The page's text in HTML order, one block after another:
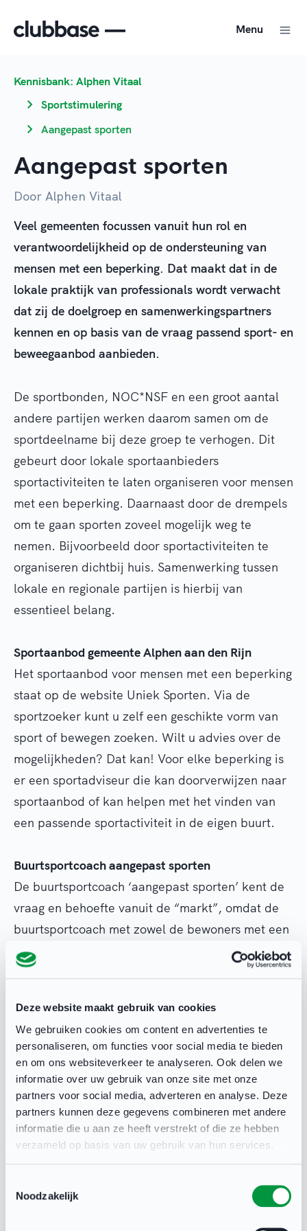
Deze website maakt gebruik van cookies
We gebruiken cookies om content en advertenties te
personaliseren, om functies voor social media te bieden
en om ons websiteverkeer te analyseren. Ook delen we
informatie over uw gebruik van onze site met onze
partners voor social media, adverteren en analyse. Deze
partners kunnen deze gegevens combineren met andere
informatie die u aan ze heeft verstrekt of die ze hebben
verzameld op basis van uw gebruik van hun services.
Noodzakelijk
Menu
Kennisbank: Alphen Vitaal
Sportstimulering
Aangepast sporten
Aangepast sporten
Door Alphen Vitaal
Veel gemeenten focussen vanuit hun rol en
verantwoordelijkheid op de ondersteuning van
mensen met een beperking. Dat maakt dat in de
lokale praktijk van professionals wordt verwacht
dat zij de doelgroep en samenwerkingspartners
kennen en op basis van de vraag passend sport- en
beweegaanbod aanbieden.
De sportbonden, NOC*NSF en een groot aantal
andere partijen werken daarom samen om de
sportdeelname bij deze groep te verhogen. Dit
gebeurt door lokale sportaanbieders
sportactiviteiten te laten organiseren voor mensen
met een beperking. Daarnaast door de drempels
om te gaan sporten zoveel mogelijk weg te
nemen. Bijvoorbeeld door sportactiviteiten te
organiseren dichtbij huis. Samenwerking tussen
lokale en regionale partijen is hierbij van
essentieel belang.
Sportaanbod gemeente Alphen aan den Rijn
Het sportaanbod voor mensen met een beperking
staat op de website Uniek Sporten. Via de
sportzoeker kunt u zelf een geschikte vorm van
sport of bewegen zoeken. Wilt u advies over de
mogelijkheden? Dat kan! Voor elke beperking is
er een sportadviseur die kan doorverwijzen naar
sportaanbod of kan helpen met het vinden van
een passende sportactiviteit in de eigen buurt.
Buurtsportcoach aangepast sporten
De buurtsportcoach ‘aangepast sporten’ kent de
vraag en behoefte vanuit de “markt”, omdat de
buurtsportcoach met zowel de bewoners met een
beperking als met professionals contact
onderhoudt. Wat zijn de wensen van de
met een beperking wel of juist niet in beweging?
Er is inzicht in welke vragen en behoeften er zijn
op het gebied van sport en bewegen. De
buurtsportcoach zorgt als beweegmakelaar dat
een inwoner van Alphen aan den Rijn terecht
komt bij een voor hem/haar passend aanbod.
maatschappelijke rol en willen iets betekenen
voor kwetsbare doelgroepen in hun wijk, zoals